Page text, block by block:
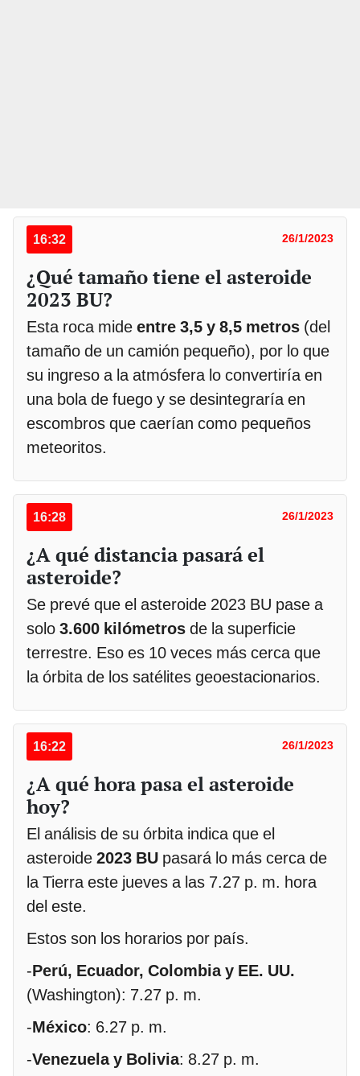
16:32 26/1/2023
¿Qué tamaño tiene el asteroide
2023 BU?
Esta roca mide entre 3,5 y 8,5 metros (del
tamaño de un camión pequeño), por lo que
su ingreso a la atmósfera lo convertiría en
una bola de fuego y se desintegraría en
escombros que caerían como pequeños
meteoritos.
16:28 26/1/2023
¿A qué distancia pasará el
asteroide?
Se prevé que el asteroide 2023 BU pase a
solo 3.600 kilómetros de la superficie
terrestre. Eso es 10 veces más cerca que
la órbita de los satélites geoestacionarios.
16:22 26/1/2023
¿A qué hora pasa el asteroide
hoy?
El análisis de su órbita indica que el
asteroide 2023 BU pasará lo más cerca de
la Tierra este jueves a las 7.27 p. m. hora
del este.
Estos son los horarios por país.
-Perú, Ecuador, Colombia y EE. UU.
(Washington): 7.27 p. m.
-México: 6.27 p. m.
-Venezuela y Bolivia: 8.27 p. m.